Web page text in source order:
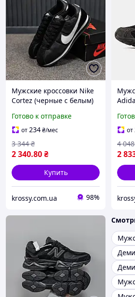
Мужские кроссовки Nike
Cortez (черные с белым)
демисезонные кроссовки
для повседневной носки
Cod: 3652
Готово к отправке
от234₴/мес
2 340.80₴
3 344 ₴
Купить
krossy.com.ua 98%
3043
от
2
4 048